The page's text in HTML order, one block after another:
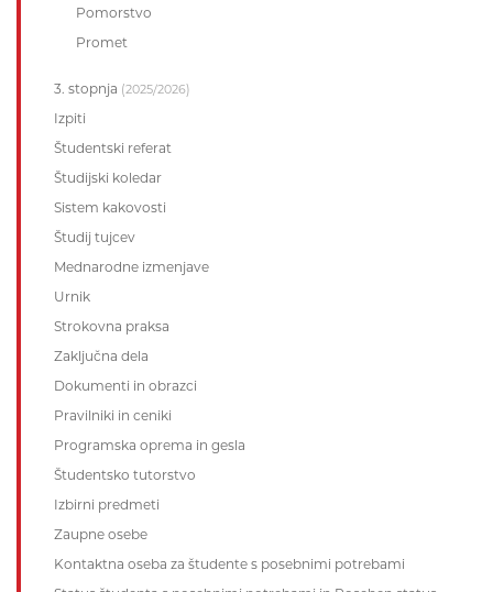
Pomorstvo
Promet
3. stopnja (2025/2026)
Izpiti
Študentski referat
Študijski koledar
Sistem kakovosti
Študij tujcev
Mednarodne izmenjave
Urnik
Strokovna praksa
Zaključna dela
Dokumenti in obrazci
Pravilniki in ceniki
Programska oprema in gesla
Študentsko tutorstvo
Izbirni predmeti
Zaupne osebe
Kontaktna oseba za študente s posebnimi potrebami